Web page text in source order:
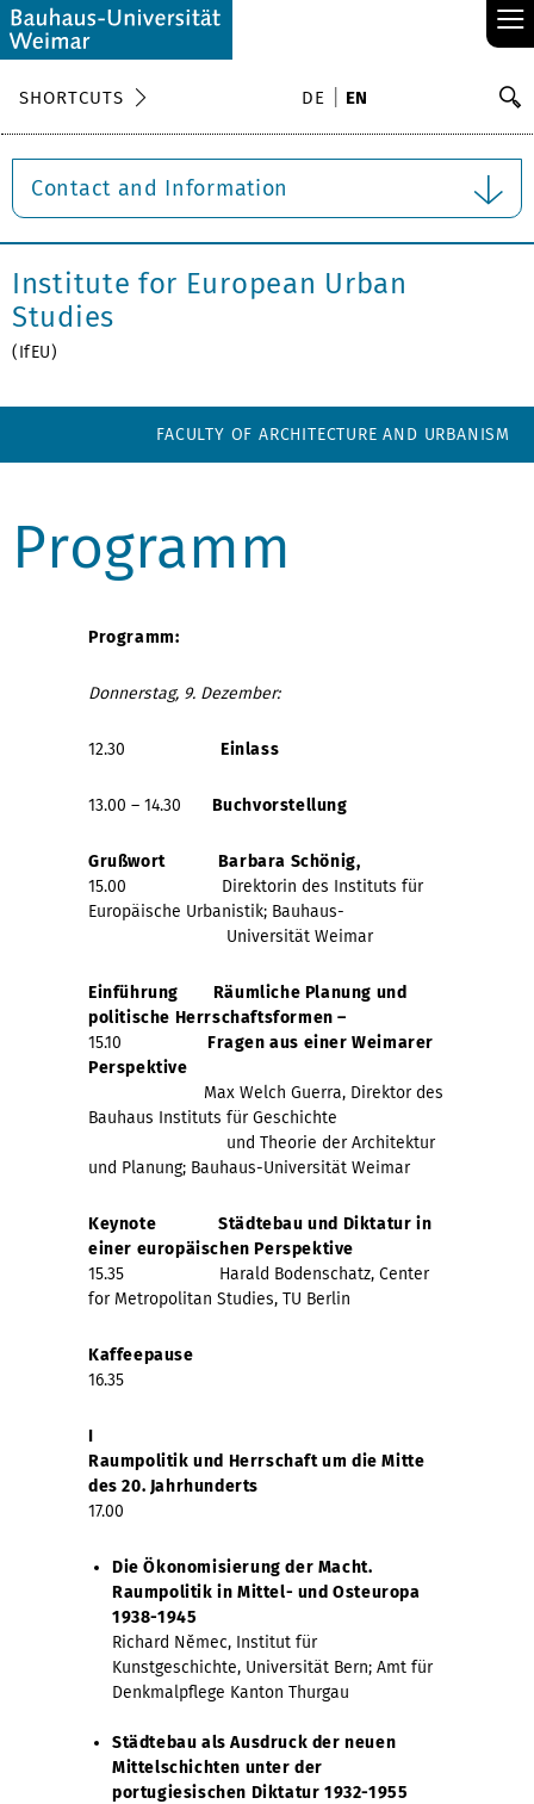
≡
SHORTCUTS DE EN
Contact and Information
Institute for European Urban
Studies
(IfEU)
FACULTY OF ARCHITECTURE AND URBANISM
Programm
Programm:
Donnerstag, 9. Dezember:
12.30 Einlass
13.00 – 14.30 Buchvorstellung
Grußwort
Barbara Schönig,
15.00 Direktorin des Instituts für
Europäische Urbanistik; Bauhaus-
Universität Weimar
Einführung Räumliche Planung und
politische Herrschaftsformen–
15.10
Fragen aus einer Weimarer
Perspektive
Max Welch Guerra, Direktor des
Bauhaus Instituts für Geschichte
und Theorie der Architektur
und Planung; Bauhaus-Universität Weimar
Keynote
Städtebau und Diktatur in
einer europäischen Perspektive
15.35 Harald Bodenschatz, Center
for Metropolitan Studies, TU Berlin
Kaffeepause
16.35
I
Raumpolitik und Herrschaft um die Mitte
des 20. Jahrhunderts
17.00
Die Ökonomisierung der Macht.
Raumpolitik in Mittel- und Osteuropa
1938-1945
Richard Němec, Institut für
Kunstgeschichte, Universität Bern; Amt für
Denkmalpflege Kanton Thurgau
Städtebau als Ausdruck der neuen
Mittelschichten unter der
portugiesischen Diktatur 1932-1955